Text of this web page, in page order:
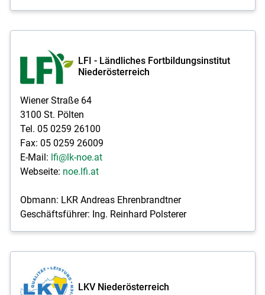
LFI - Ländliches Fortbildungsinstitut
Niederösterreich
Wiener Straße 64
3100 St. Pölten
Tel. 05 0259 26100
Fax: 05 0259 26009
E-Mail: lfi@lk-noe.at
Webseite: noe.lfi.at
Obmann: LKR Andreas Ehrenbrandtner
Geschäftsführer: Ing. Reinhard Polsterer
LKV Niederösterreich